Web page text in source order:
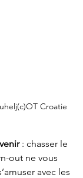
Croatie
: chasser le
out ne vous
avec les